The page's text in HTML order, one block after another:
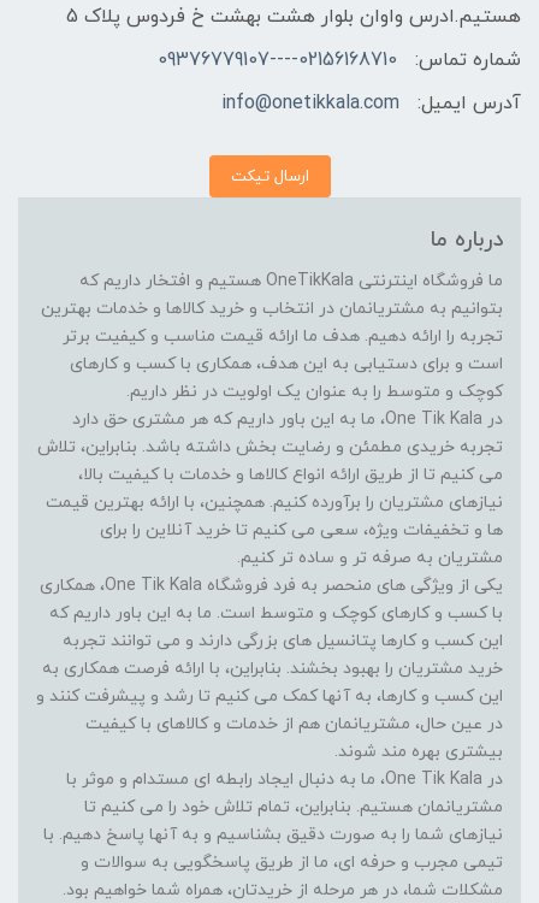
هستیم.ادرس واوان بلوار هشت بهشت خ فردوس پلاک 5
شماره تماس:
02156168710----09376779107
آدرس ایمیل:
info@onetikkala.com
ارسال تیکت
درباره ما
ما فروشگاه اینترنتی OneTikKala هستیم و افتخار داریم که
بتوانیم به مشتریانمان در انتخاب و خرید کالاها و خدمات بهترین
تجربه را ارائه دهیم. هدف ما ارائه قیمت مناسب و کیفیت برتر
است و برای دستیابی به این هدف، همکاری با کسب و کارهای
کوچک و متوسط را به عنوان یک اولویت در نظر داریم.
در One Tik Kala، ما به این باور داریم که هر مشتری حق دارد
تجربه خریدی مطمئن و رضایت بخش داشته باشد. بنابراین، تلاش
می کنیم تا از طریق ارائه انواع کالاها و خدمات با کیفیت بالا،
نیازهای مشتریان را برآورده کنیم. همچنین، با ارائه بهترین قیمت
ها و تخفیفات ویژه، سعی می کنیم تا خرید آنلاین را برای
مشتریان به صرفه تر و ساده تر کنیم.
یکی از ویژگی های منحصر به فرد فروشگاه One Tik Kala، همکاری
با کسب و کارهای کوچک و متوسط است. ما به این باور داریم که
این کسب و کارها پتانسیل های بزرگی دارند و می توانند تجربه
خرید مشتریان را بهبود بخشند. بنابراین، با ارائه فرصت همکاری به
این کسب و کارها، به آنها کمک می کنیم تا رشد و پیشرفت کنند و
در عین حال، مشتریانمان هم از خدمات و کالاهای با کیفیت
بیشتری بهره مند شوند.
در One Tik Kala، ما به دنبال ایجاد رابطه ای مستدام و موثر با
مشتریانمان هستیم. بنابراین، تمام تلاش خود را می کنیم تا
نیازهای شما را به صورت دقیق بشناسیم و به آنها پاسخ دهیم. با
تیمی مجرب و حرفه ای، ما از طریق پاسخگویی به سوالات و
مشکلات شما، در هر مرحله از خریدتان، همراه شما خواهیم بود.